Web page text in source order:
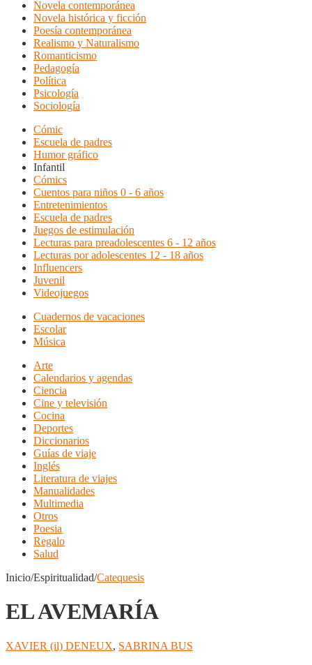
Novela contemporánea
Novela histórica y ficción
Poesía contemporánea
Realismo y Naturalismo
Romanticismo
Pedagogía
Política
Psicología
Sociología
Cómic
Escuela de padres
Humor gráfico
Infantil
Cómics
Cuentos para niños 0 - 6 años
Entretenimientos
Escuela de padres
Juegos de estimulación
Lecturas para preadolescentes 6 - 12 años
Lecturas por adolescentes 12 - 18 años
Influencers
Juvenil
Videojuegos
Cuadernos de vacaciones
Escolar
Música
Arte
Calendarios y agendas
Ciencia
Cine y televisión
Cocina
Deportes
Diccionarios
Guías de viaje
Inglés
Literatura de viajes
Manualidades
Multimedia
Otros
Poesia
Regalo
Salud
Inicio/Espiritualidad/Catequesis
EL AVEMARÍA
XAVIER (il) DENEUX, SABRINA BUS